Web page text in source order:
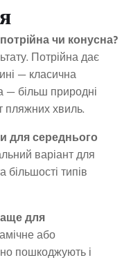
чи конусна?
Потрійна дає
— класична
— більш природні
пляжних хвиль.
для середнього
варіант для
типів
для
або
пошкоджують і